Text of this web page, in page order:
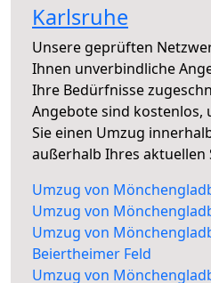
Karlsruhe
Unsere geprüften
Ihnen unverbindliche
Ihre Bedürfnisse
Angebote sind kostenlos,
Sie einen Umzug
außerhalb Ihres aktuellen
Umzug von
Umzug von
Umzug von
Beiertheimer Feld
Umzug von